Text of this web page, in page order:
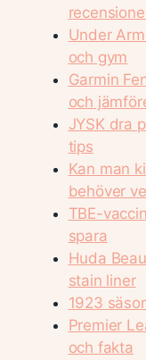
Under
och gym
Garmin
och
JYSK dra
tips
Kan man
behöver
TBE-
spara
Huda
stain liner
1923
Premier
och fakta